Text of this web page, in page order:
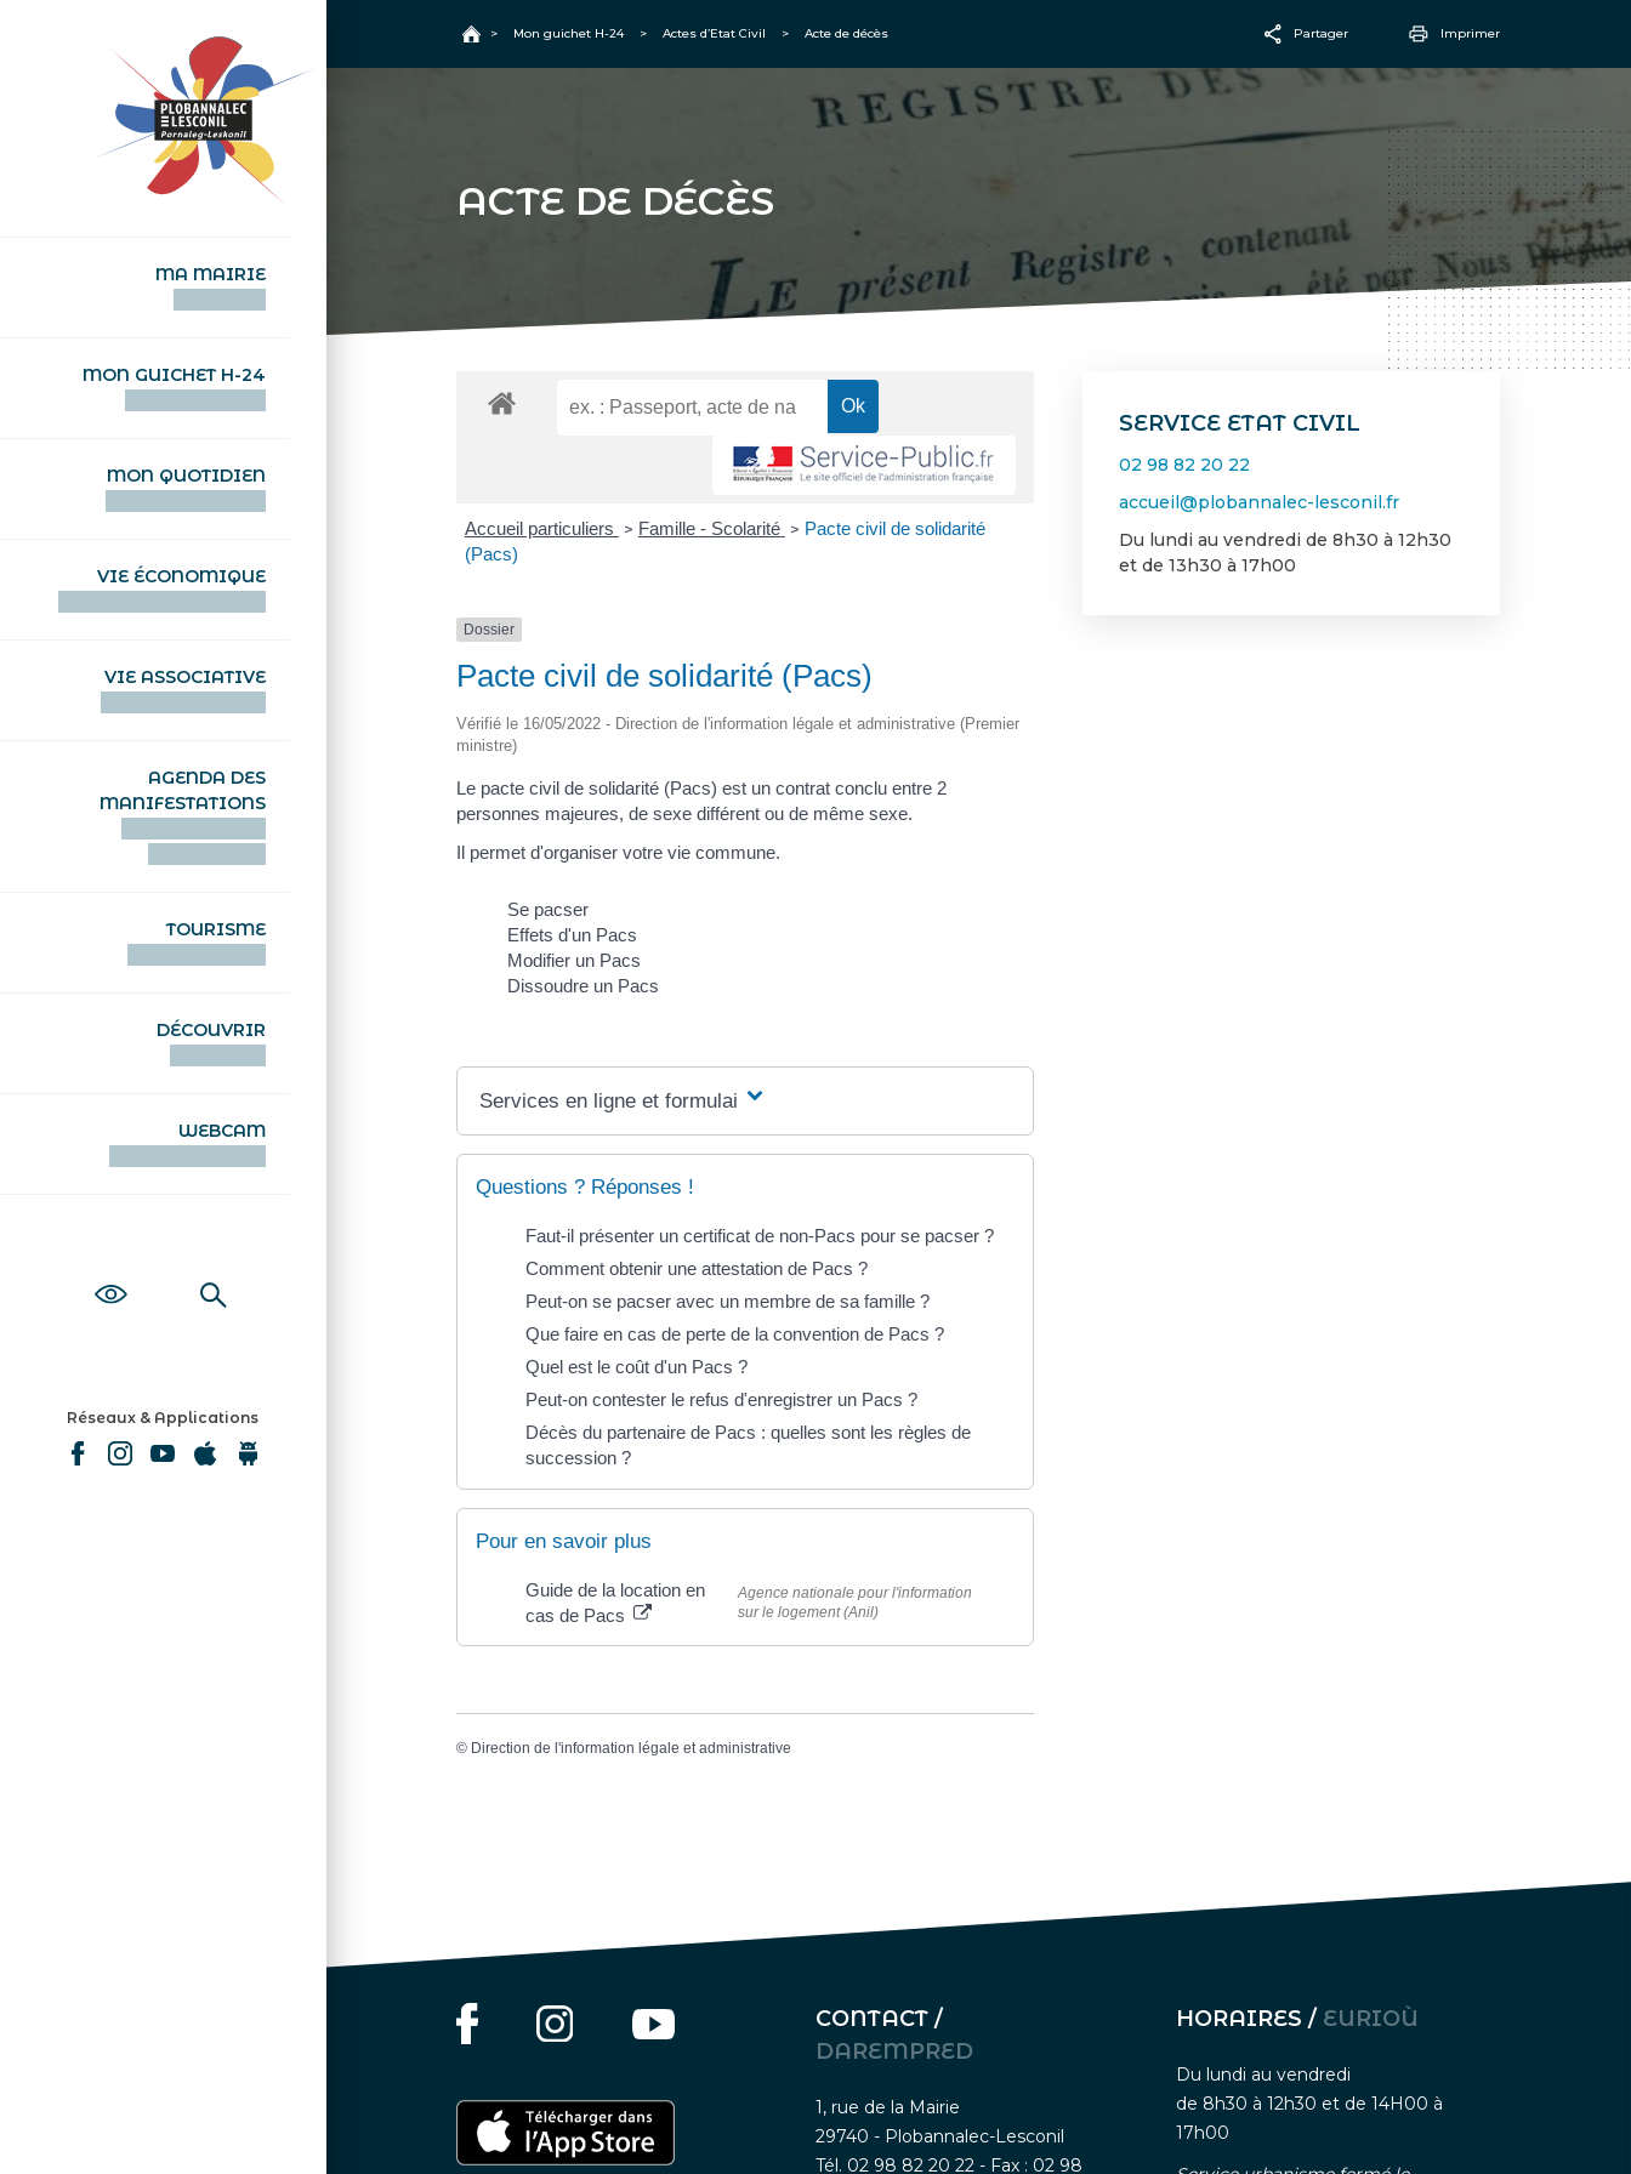
MA MAIRIE
MON GUICHET H-24
MON QUOTIDIEN
VIE ÉCONOMIQUE
VIE ASSOCIATIVE
AGENDA DES
MANIFESTATIONS
TOURISME
DÉCOUVRIR
WEBCAM
Réseaux & Applications
Accueil
> Mon guichet H-24 > Actes d’Etat Civil > Acte de décès Partager Imprimer
ACTE DE DÉCÈS
SERVICE ETAT CIVIL
02 98 82 20 22
accueil@plobannalec-lesconil.fr
Du lundi au vendredi de 8h30 à 12h30
et de 13h30 à 17h00
Accueil particuliers > Famille - Scolarité > Pacte civil de solidarité
(Pacs)
Dossier
Pacte civil de solidarité (Pacs)
Vérifié le 16/05/2022 - Direction de l'information légale et administrative (Premier
ministre)
Le pacte civil de solidarité (Pacs) est un contrat conclu entre 2
personnes majeures, de sexe différent ou de même sexe.
Il permet d'organiser votre vie commune.
Se pacser
Effets d'un Pacs
Modifier un Pacs
Dissoudre un Pacs
Services en ligne et formulaires
Questions ? Réponses !
Faut-il présenter un certificat de non-Pacs pour se pacser ?
Comment obtenir une attestation de Pacs ?
Peut-on se pacser avec un membre de sa famille ?
Que faire en cas de perte de la convention de Pacs ?
Quel est le coût d'un Pacs ?
Peut-on contester le refus d'enregistrer un Pacs ?
Décès du partenaire de Pacs : quelles sont les règles de
succession ?
Pour en savoir plus
Guide de la location en
cas de Pacs
Agence nationale pour l'information
sur le logement (Anil)
© Direction de l'information légale et administrative
CONTACT /
DAREMPRED
1, rue de la Mairie
29740 - Plobannalec-Lesconil
Tél. 02 98 82 20 22 - Fax : 02 98
HORAIRES / EURIOÙ
Du lundi au vendredi
de 8h30 à 12h30 et de 14H00 à
17h00